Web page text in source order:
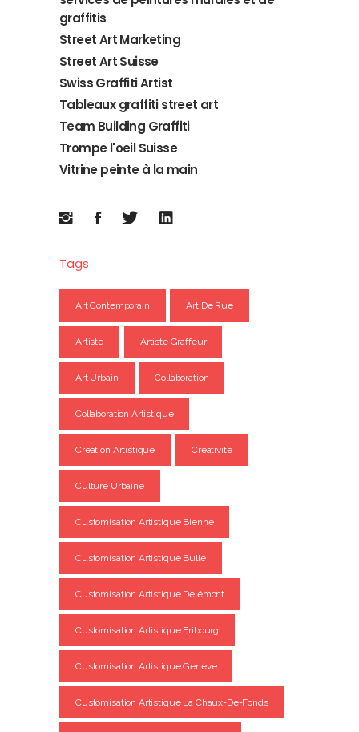
graffitis
Street Art Marketing
Street Art Suisse
Swiss Graffiti Artist
Tableaux graffiti street art
Team Building Graffiti
Trompe l'oeil Suisse
Vitrine peinte à la main
Tags
Art Contemporain Art De Rue
Artiste Artiste Graffeur
Art Urbain Collaboration
Collaboration Artistique
Création Artistique Créativité
Culture Urbaine
Customisation Artistique Bienne
Customisation Artistique Bulle
Customisation Artistique Delémont
Customisation Artistique Fribourg
Customisation Artistique Genève
Customisation Artistique La Chaux-De-Fonds